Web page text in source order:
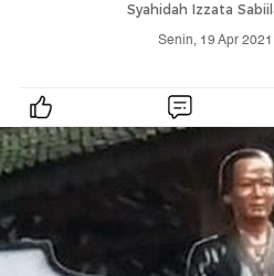
Syahidah Izzata
Senin, 19 Apr